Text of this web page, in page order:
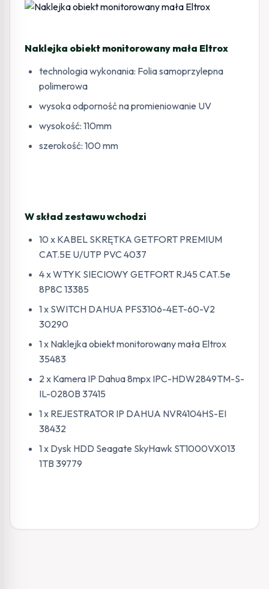
Naklejka obiekt monitorowany mała Eltrox
technologia wykonania: Folia samoprzylepna
polimerowa
wysoka odporność na promieniowanie UV
wysokość: 110mm
szerokość: 100 mm
W skład zestawu wchodzi
10 x KABEL SKRĘTKA GETFORT PREMIUM
CAT.5E U/UTP PVC 4037
4 x WTYK SIECIOWY GETFORT RJ45 CAT.5e
8P8C 13385
1 x SWITCH DAHUA PFS3106-4ET-60-V2
30290
1 x Naklejka obiekt monitorowany mała Eltrox
35483
2 x Kamera IP Dahua 8mpx IPC-HDW2849TM-S-
IL-0280B 37415
1 x REJESTRATOR IP DAHUA NVR4104HS-EI
38432
1 x Dysk HDD Seagate SkyHawk ST1000VX013
1TB 39779